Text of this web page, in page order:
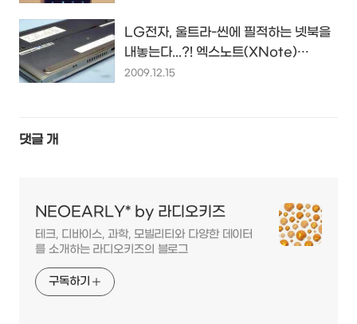
LG전자, 울트라-씬에 필적하는 넷북을
내놓는다...?! 엑스노트(XNote)
LGX30
2009.12.15
댓글 개
NEOEARLY* by 라디오키즈
테크, 디바이스, 과학, 모빌리티와 다양한 데이터
를 소개하는 라디오키즈의 블로그
구독하기